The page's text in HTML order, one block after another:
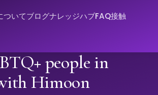
ついてブログナレッジハブFAQ接触
people in
Himoon